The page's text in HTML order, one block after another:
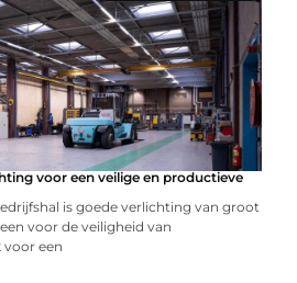
voor een veilige en productieve
is goede verlichting van groot
voor de veiligheid van
voor een